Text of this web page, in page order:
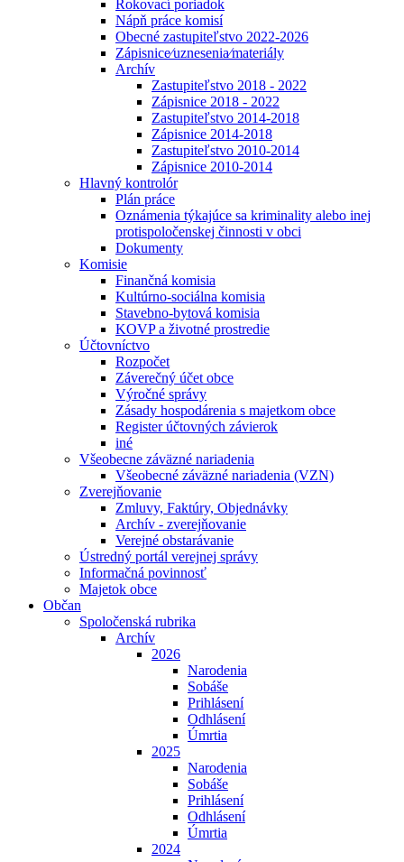
Rokovací poriadok
Nápň práce komisí
Obecné zastupiteľstvo 2022-2026
Zápisnice⁄uznesenia⁄materiály
Archív
Zastupiteľstvo 2018 - 2022
Zápisnice 2018 - 2022
Zastupiteľstvo 2014-2018
Zápisnice 2014-2018
Zastupiteľstvo 2010-2014
Zápisnice 2010-2014
Hlavný kontrolór
Plán práce
Oznámenia týkajúce sa kriminality alebo inej
protispoločenskej činnosti v obci
Dokumenty
Komisie
Finančná komisia
Kultúrno-sociálna komisia
Stavebno-bytová komisia
KOVP a životné prostredie
Účtovníctvo
Rozpočet
Záverečný účet obce
Výročné správy
Zásady hospodárenia s majetkom obce
Register účtovných závierok
iné
Všeobecne záväzné nariadenia
Všeobecné záväzné nariadenia (VZN)
Zverejňovanie
Zmluvy, Faktúry, Objednávky
Archív - zverejňovanie
Verejné obstarávanie
Ústredný portál verejnej správy
Informačná povinnosť
Majetok obce
Občan
Spoločenská rubrika
Archív
2026
Narodenia
Sobáše
Prihlásení
Odhlásení
Úmrtia
2025
Narodenia
Sobáše
Prihlásení
Odhlásení
Úmrtia
2024